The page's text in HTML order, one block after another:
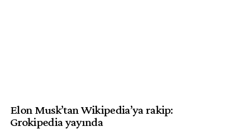
Elon Musk’tan Wikipedia’ya rakip:
Grokipedia yayında